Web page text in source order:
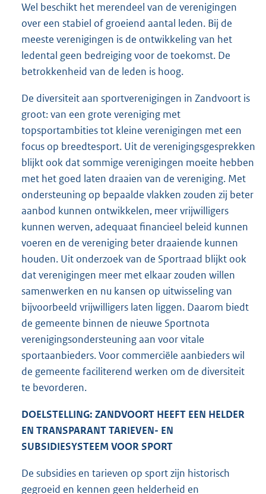
Wel beschikt het merendeel van de verenigingen
over een stabiel of groeiend aantal leden. Bij de
meeste verenigingen is de ontwikkeling van het
ledental geen bedreiging voor de toekomst. De
betrokkenheid van de leden is hoog.
De diversiteit aan sportverenigingen in Zandvoort is
groot: van een grote vereniging met
topsportambities tot kleine verenigingen met een
focus op breedtesport. Uit de verenigingsgesprekken
blijkt ook dat sommige verenigingen moeite hebben
met het goed laten draaien van de vereniging. Met
ondersteuning op bepaalde vlakken zouden zij beter
aanbod kunnen ontwikkelen, meer vrijwilligers
kunnen werven, adequaat financieel beleid kunnen
voeren en de vereniging beter draaiende kunnen
houden. Uit onderzoek van de Sportraad blijkt ook
dat verenigingen meer met elkaar zouden willen
samenwerken en nu kansen op uitwisseling van
bijvoorbeeld vrijwilligers laten liggen. Daarom biedt
de gemeente binnen de nieuwe Sportnota
verenigingsondersteuning aan voor vitale
sportaanbieders. Voor commerciële aanbieders wil
de gemeente faciliterend werken om de diversiteit
te bevorderen.
DOELSTELLING: ZANDVOORT HEEFT EEN HELDER
EN TRANSPARANT TARIEVEN- EN
SUBSIDIESYSTEEM VOOR SPORT
De subsidies en tarieven op sport zijn historisch
gegroeid en kennen geen helderheid en